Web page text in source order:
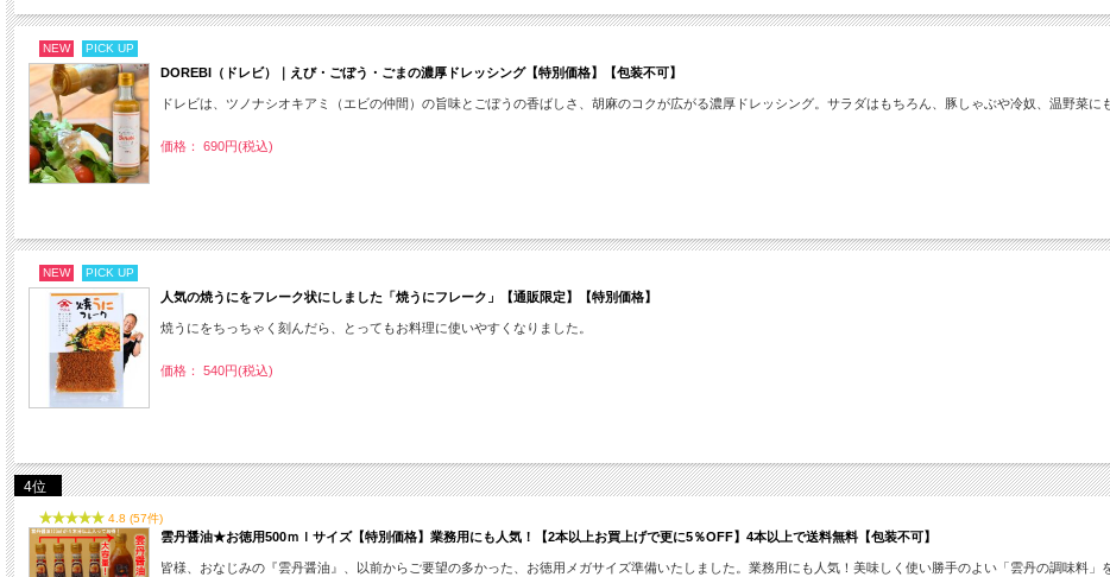
NEW PICK UP
DOREBI（ドレビ）｜えび・ごぼう・ごまの濃厚ドレッシング【特別価格】【包装不可】
ドレビは、ツノナシオキアミ（エビの仲間）の旨味とごぼうの香ばしさ、胡麻のコクが広がる濃厚ドレッシング。サラダはもちろん、豚しゃぶや冷奴、温野菜に
価格： 690円(税込)
NEW PICK UP
人気の焼うにをフレーク状にしました「焼うにフレーク」【通販限定】【特別価格】
焼うにをちっちゃく刻んだら、とってもお料理に使いやすくなりました。
価格： 540円(税込)
4位
4.8 (57件)
雲丹醤油★お徳用500ｍｌサイズ【特別価格】業務用にも人気！【2本以上お買上げで更に5％OFF】4本以上で送料無料【包装不可】
皆様、おなじみの『雲丹醤油』、以前からご要望の多かった、お徳用メガサイズ準備いたしました。業務用にも人気！美味しく使い勝手のよい「雲丹の調味